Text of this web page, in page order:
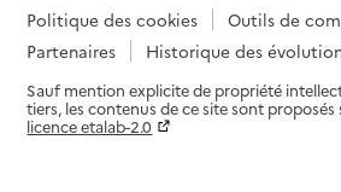
Politique des cookies
Outils de
Partenaires
Historique des
Sauf mention explicite de propriété
tiers, les contenus de ce site sont proposés
licence etalab-2.0